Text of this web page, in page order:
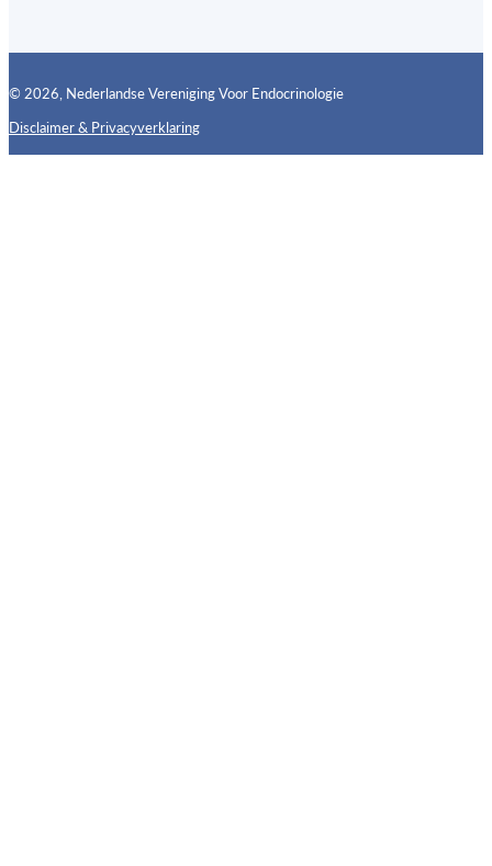
© 2026, Nederlandse Vereniging Voor Endocrinologie
Disclaimer & PrivacyverklaringFollow us on X